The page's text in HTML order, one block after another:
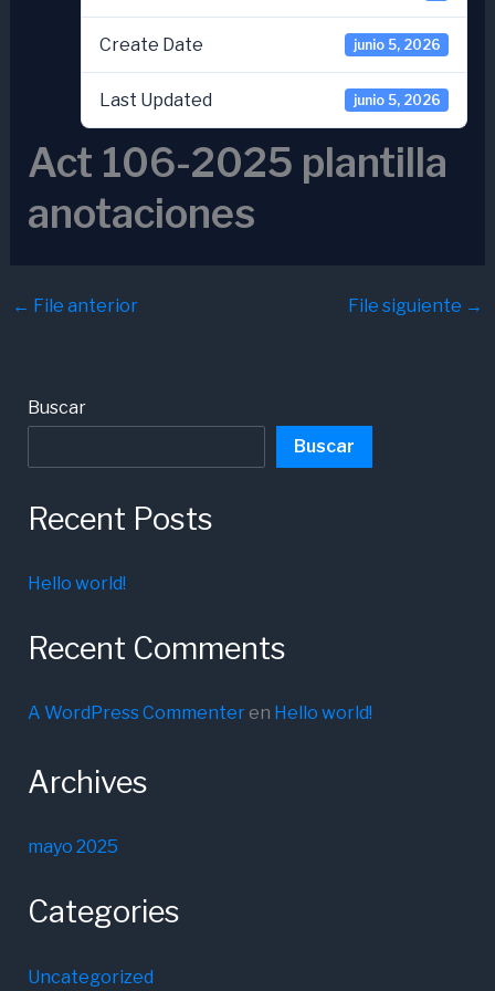
Create Date junio 5, 2026
Last Updated junio 5, 2026
Act 106-2025 plantilla
anotaciones
← File anterior File siguiente →
Buscar
Buscar
Recent Posts
Hello world!
Recent Comments
A WordPress Commenteren Hello world!
Archives
mayo 2025
Categories
Uncategorized